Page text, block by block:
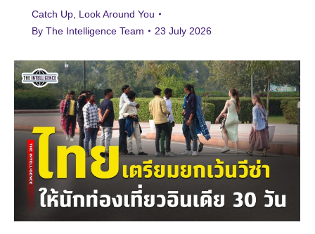
Catch Up Look Around You
By The Intelligence Team 23 July 2026